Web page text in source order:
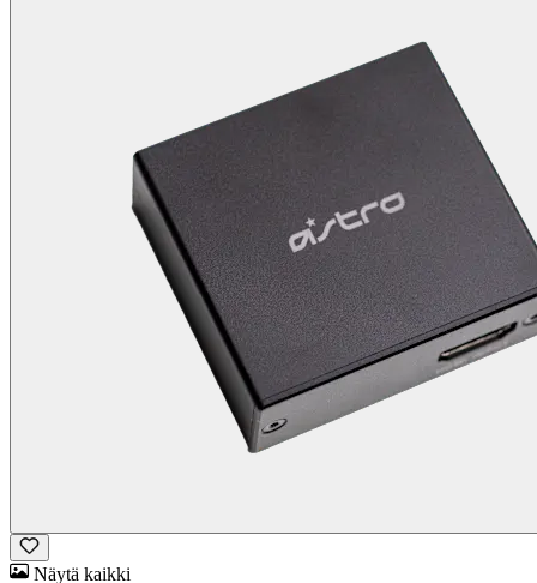
Näytä kaikki